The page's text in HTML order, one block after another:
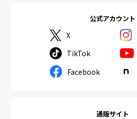
公式アカウント
X
TikTok
Facebook
通販サイト